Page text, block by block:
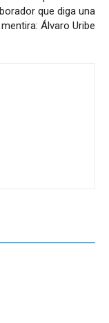
que diga una
mentira: Álvaro Uribe